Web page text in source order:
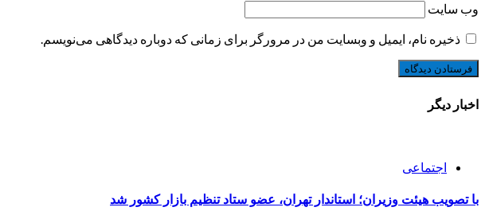
وب‌ سایت
ذخیره نام، ایمیل و وبسایت من در مرورگر برای زمانی که دوباره دیدگاهی می‌نویسم.
اخبار دیگر
اجتماعی
با تصویب هیئت وزیران؛ استاندار تهران، عضو ستاد تنظیم بازار کشور شد